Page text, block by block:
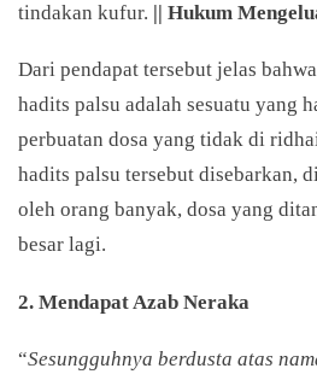
tindakan kufur.
|| Hukum
Dari pendapat tersebut jelas
hadits palsu adalah sesuatu yang
perbuatan dosa yang tidak di
hadits palsu tersebut disebarkan,
oleh orang banyak, dosa yang
besar lagi.
2. Mendapat Azab Neraka
“Sesungguhnya berdusta atas